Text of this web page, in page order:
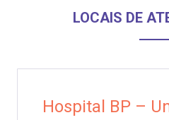
Saiba mais
CEP: 01438-000 | Jardim Paulista
São Paulo - SP
de Sangue
LOCAIS DE
Hospital BP –